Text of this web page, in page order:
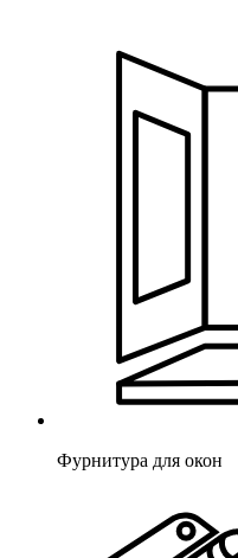
Фурнитура для окон